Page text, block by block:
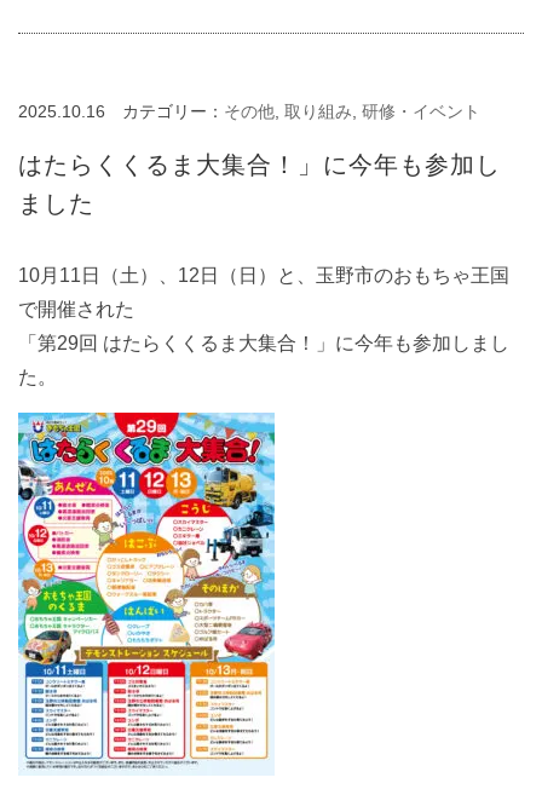
2025.10.16 カテゴリー： その他 取り組み 研修・イベント
はたらくくるま大集合！」に今年も参加し
ました
10月11日（土）、12日（日）と、玉野市のおもちゃ王国
で開催された
「第29回 はたらくくるま大集合！」に今年も参加しまし
た。